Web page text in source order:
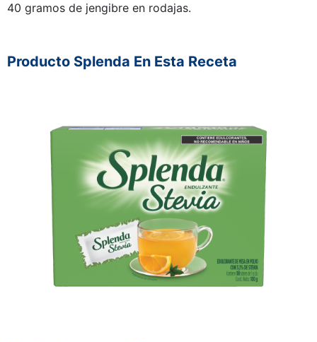
40 gramos de jengibre en rodajas.
Producto Splenda En Esta Receta